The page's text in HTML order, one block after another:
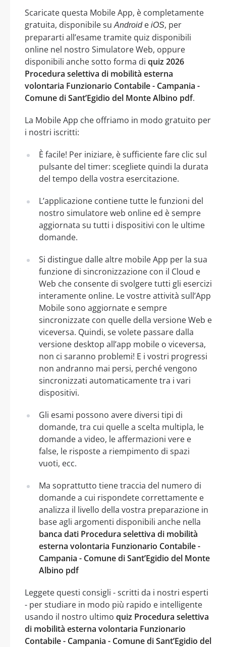
Scaricate questa Mobile App, è completamente
gratuita, disponibile suAndroide iOS, per
prepararti all’esame tramite quiz disponibili
online nel nostro Simulatore Web, oppure
disponibili anche sotto forma di quiz 2026
Procedura selettiva di mobilità esterna
volontaria Funzionario Contabile - Campania -
Comune di Sant’Egidio del Monte Albino pdf.
La Mobile App che offriamo in modo gratuito per
i nostri iscritti:
È facile! Per iniziare, è sufficiente fare clic sul
pulsante del timer: scegliete quindi la durata
del tempo della vostra esercitazione.
L’applicazione contiene tutte le funzioni del
nostro simulatore web online ed è sempre
aggiornata su tutti i dispositivi con le ultime
domande.
Si distingue dalle altre mobile App per la sua
funzione di sincronizzazione con il Cloud e
Web che consente di svolgere tutti gli esercizi
interamente online. Le vostre attività sull’App
Mobile sono aggiornate e sempre
sincronizzate con quelle della versione Web e
viceversa. Quindi, se volete passare dalla
versione desktop all’app mobile o viceversa,
non ci saranno problemi! E i vostri progressi
non andranno mai persi, perché vengono
sincronizzati automaticamente tra i vari
dispositivi.
Gli esami possono avere diversi tipi di
domande, tra cui quelle a scelta multipla, le
domande a video, le affermazioni vere e
false, le risposte a riempimento di spazi
vuoti, ecc.
Ma soprattutto tiene traccia del numero di
domande a cui rispondete correttamente e
analizza il livello della vostra preparazione in
base agli argomenti disponibili anche nella
banca dati Procedura selettiva di mobilità
esterna volontaria Funzionario Contabile -
Campania - Comune di Sant’Egidio del Monte
Albino pdf
Leggete questi consigli - scritti da i nostri esperti
- per studiare in modo più rapido e intelligente
usando il nostro ultimo quiz Procedura selettiva
di mobilità esterna volontaria Funzionario
Contabile - Campania - Comune di Sant’Egidio del